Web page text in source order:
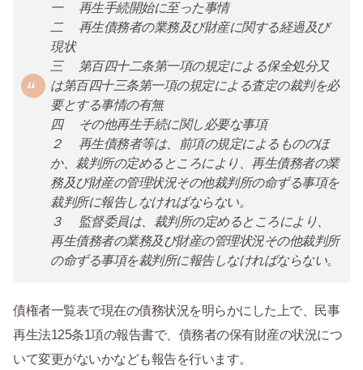
一 再生手続開始に至った事情
二 再生債務者の業務及び財産に関する経過及び
現状
三 第百四十二条第一項の規定による保全処分又
は第百四十三条第一項の規定による査定の裁判を必
要とする事情の有無
四 その他再生手続に関し必要な事項
２ 再生債務者等は、前項の規定によるもののほ
か、裁判所の定めるところにより、再生債務者の業
務及び財産の管理状況その他裁判所の命ずる事項を
裁判所に報告しなければならない。
３ 監督委員は、裁判所の定めるところにより、
再生債務者の業務及び財産の管理状況その他裁判所
の命ずる事項を裁判所に報告しなければならない。
債権者一覧表で現在の債務状況を明らかにした上で、民事
再生法125条1項の報告書で、債務者の保有財産の状況につ
いて変更がないかなども報告を行います。